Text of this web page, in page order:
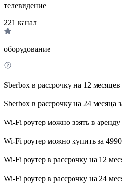
телевидение
221 канал
оборудование
Sberbox в рассрочку на 12
Sberbox в рассрочку на 24 месяца
Wi-Fi роутер можно взять в аренду
Wi-Fi роутер можно купить за
Wi-Fi роутер в рассрочку на 12
Wi-Fi роутер в рассрочку на 24